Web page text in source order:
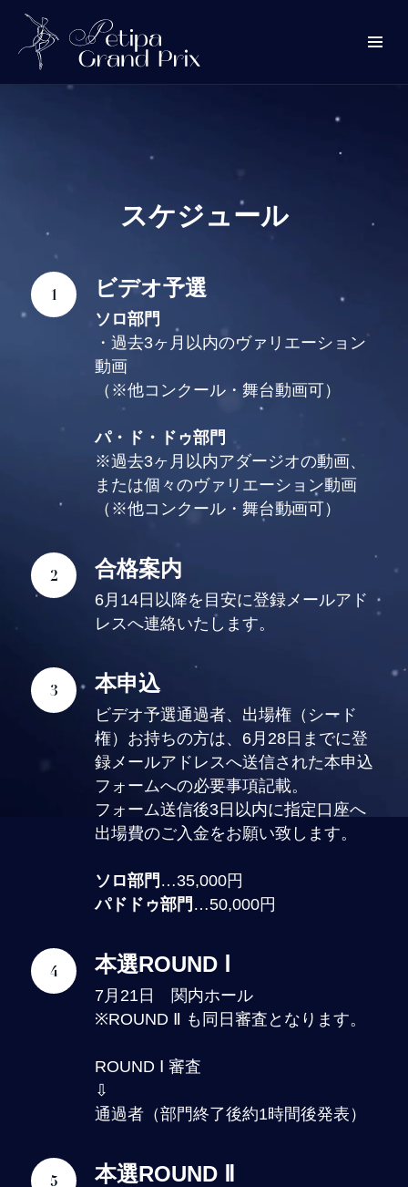
スケジュール
ビデオ予選
ソロ部門
・過去3ヶ月以内のヴァリエーション
動画
（※他コンクール・舞台動画可）
パ・ド・ドゥ部門
※過去3ヶ月以内アダージオの動画、
または個々のヴァリエーション動画
（※他コンクール・舞台動画可）
合格案内
6月14日以降を目安に登録メールアド
レスへ連絡いたします。
本申込
ビデオ予選通過者、出場権（シード
権）お持ちの方は、6月28日までに登
録メールアドレスへ送信された本申込
フォームへの必要事項記載。
フォーム送信後3日以内に指定口座へ
出場費のご入金をお願い致します。
ソロ部門 …35,000円
パドドゥ部門 …50,000円
本選ROUND Ⅰ
7月21日 関内ホール
※ROUND Ⅱ も同日審査となります。
ROUND Ⅰ 審査
⇩
通過者（部門終了後約1時間後発表）
本選ROUND Ⅱ